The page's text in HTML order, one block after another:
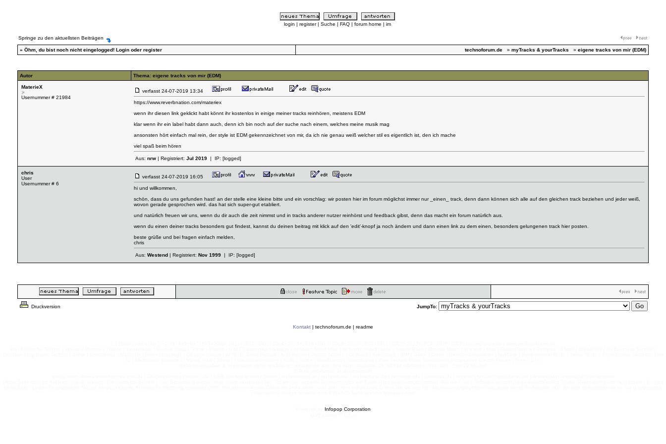
login | register | Suche | FAQ | forum home | im
Springe zu den aktuellsten Beiträgen
» Öhm, du bist noch nicht eingelogged! Login oder register technoforum.de » myTracks & yourTracks » eigene tracks von mir (EDM)
Autor Thema: eigene tracks von mir (EDM)
MaterieX
Usernummer # 21984
verfasst 24-07-2019 13:34
https://www.reverbnation.com/materiex
wenn ihr diesen link geklickt habt könnt ihr kostenlos in einige meiner tracks reinhören, meistens EDM
klar wenn ihr ein label habt dann auch, denn ich bin noch auf der suche nach einem, welches meine musik mag
ansonsten hört einfach mal rein, der style ist EDM gekennzeichnet von mir, da ich nie genau weiß welcher stil es eigentlich ist, den ich mache
viel spaß beim hören
Aus: nrw | Registriert: Jul 2019 | IP: [logged]
chris
User
Usernummer # 6
verfasst 24-07-2019 16:05
hi und willkommen,
schön, dass du uns gefunden hast! an der stelle eine kleine bitte und ein vorschlag: wir posten hier im forum möglichst immer nur _einen_ track, denn dann können sich alle auf den gleichen track beziehen und jeder weiß,
wovon gerade gesprochen wird. das hat sich super-gut etabliert.
und natürlich freuen wir uns, wenn du dir auch die zeit nimmst und in tracks anderer nutzer reinhörst und feedback gibst, denn das macht ein forum natürlich aus.
wenn du einen deiner tracks besonders gut findest, kannst du deinen beitrag mit klick auf den 'edit'-knopf ja noch ändern und dann einen link zu dem einen, besonders gelungenen track hier posten.
beste grüße und bei fragen einfach melden,
chris
Aus: Westend | Registriert: Nov 1999 | IP: [logged]
Druckversion JumpTo:
Kontakt | technoforum.de | readme
Infopop Corporation